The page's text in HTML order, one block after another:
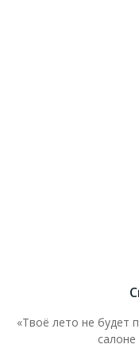
«Твоё лето не будет